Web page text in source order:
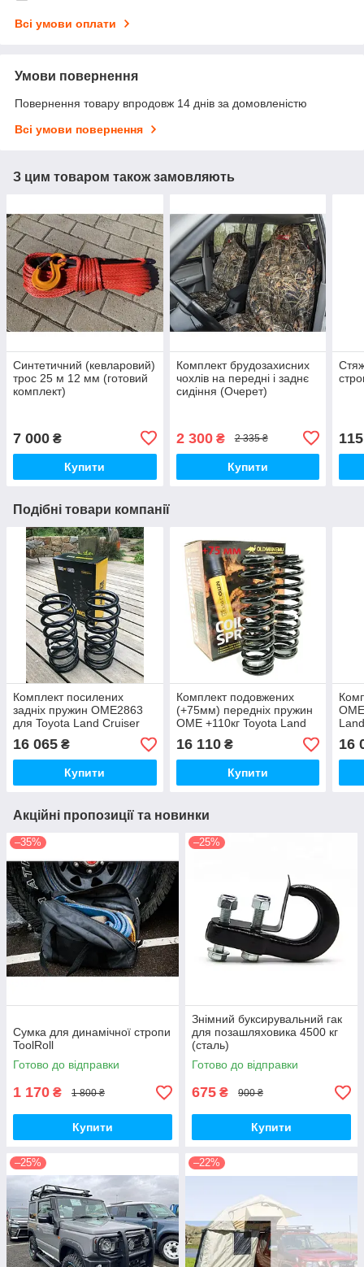
Всі умови оплати
Умови повернення
Повернення товару впродовж 14 днів за домовленістю
Всі умови повернення
З цим товаром також замовляють
Синтетичний (кевларовий)
трос 25 м 12 мм (готовий
комплект)
7 000 ₴
Купити
Комплект брудозахисних
чохлів на передні і заднє
сидіння (Очерет)
2 300₴ 2 335 ₴
Купити
115
Подібні товари компанії
Комплект посилених
задніх пружин OME2863
для Toyota Land Cruiser
80/105
16 065 ₴
Купити
Комплект подовжених
(+75мм) передніх пружин
OME +110кг Toyota Land
Cruiser 80/105
16 110₴
Купити
16
Акційні пропозиції та новинки
–35%
Сумка для динамічної стропи
ToolRoll
Готово до відправки
1 170 ₴ 1 800 ₴
Купити
–25%
Знімний буксирувальний гак
для позашляховика 4500 кг
(сталь)
Готово до відправки
675 ₴ 900 ₴
Купити
–25% –22%